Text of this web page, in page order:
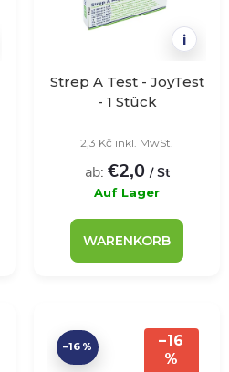
i
Strep A Test - JoyTest
- 1 Stück
2,3 Kč inkl. MwSt.
ab: €2,0 / St
Auf Lager
WARENKORB
–16
%
–16 %